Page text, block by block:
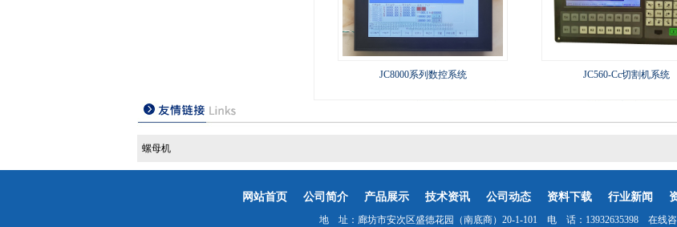
JC8000系列数控系统 JC560-Cc切割机系统
螺母机
网站首页 公司简介 产品展示 技术资讯 公司动态 资料下载 行业新闻
地 址：廊坊市安次区盛德花园（南底商）20-1-101 电 话：13932635398 在线咨